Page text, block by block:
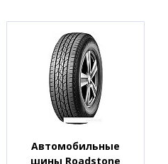
Автомобильные
шины Roadstone